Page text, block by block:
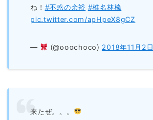
ね！ #不惑の余裕 #椎名林檎
pic.twitter.com/apHpeX8gCZ
— (@ooochoco) 2018年11月2日
来たぜ。。。